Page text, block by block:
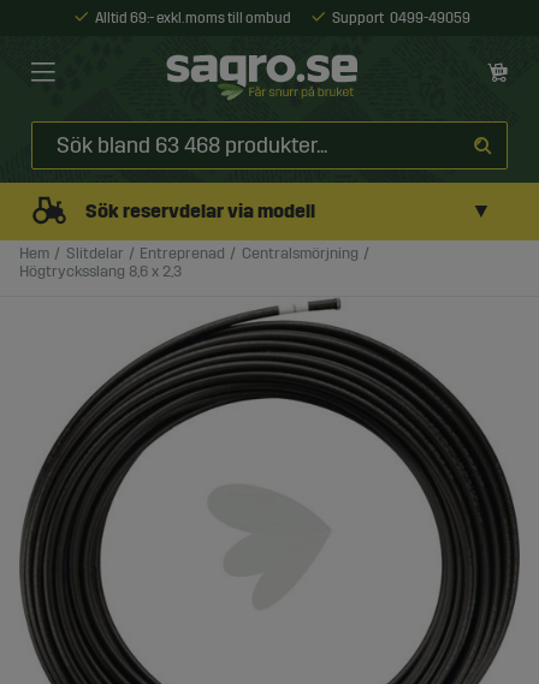
Alltid 69:- exkl. moms till ombud Support 0499-49059
Sök reservdelar via modell ▼
Hem Slitdelar Entreprenad
Centralsmörjning
Högtrycksslang 8,6 x 2,3